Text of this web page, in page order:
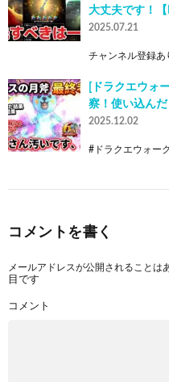
大丈夫です！【
2025.07.21
チャンネル登録あ
[ドラクエウォ
察！使い込んだ
2025.12.02
#ドラクエウォー
コメントを書く
メールアドレスが公開されることは
目です
コメント